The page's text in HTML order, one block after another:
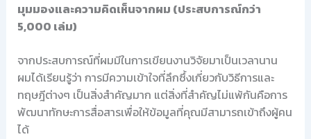
มุมมองและความคิดเห็นจากผม (ประสบการณ์กว่า
5,000 เล่ม)
จากประสบการณ์ที่ผมมีในการเขียนงานวิจัยมาเป็นเวลานาน
ผมได้เรียนรู้ว่า การมีความเข้าใจที่ลึกซึ้งเกี่ยวกับวิธีการและ
ทฤษฎีต่างๆ เป็นสิ่งสำคัญมาก แต่สิ่งที่สำคัญไม่แพ้กันคือการ
พัฒนาทักษะการสื่อสารเพื่อให้ข้อมูลที่คุณมีสามารถเข้าถึงผู้คน
ได้